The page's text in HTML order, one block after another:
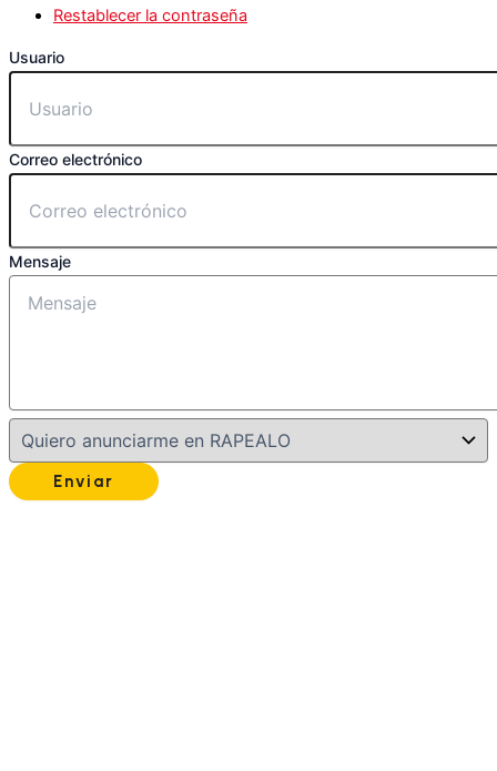
Restablecer la contraseña
Usuario
Correo electrónico
Mensaje
Enviar